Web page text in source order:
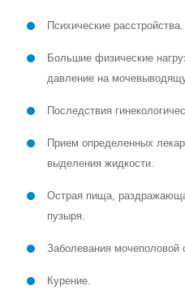
Психические расстройства.
Большие физические
давление на
Последствия
Прием определенных
выделения жидкости.
Острая пища,
пузыря.
Заболевания мочеполовой
Курение.